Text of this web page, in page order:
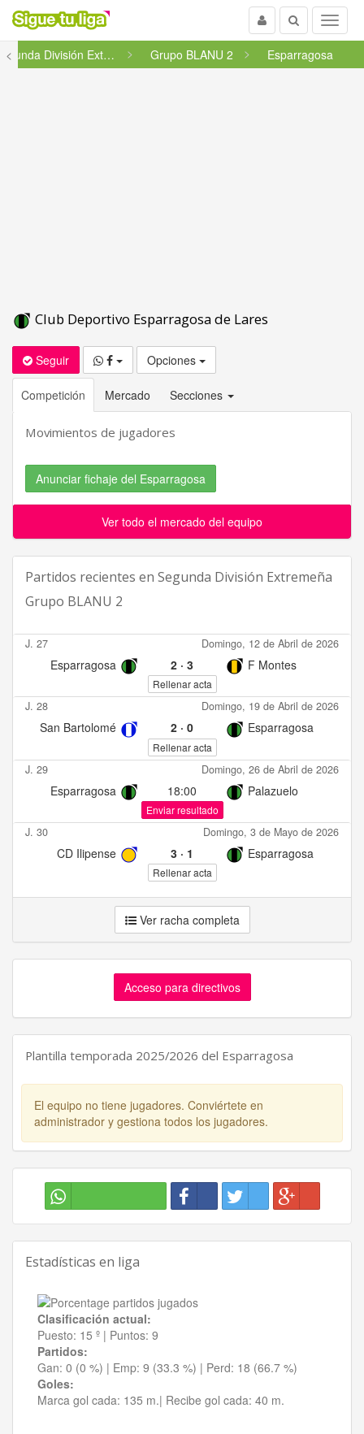
Menu
Buscar
Usuario
<
Segunda División Extremeña Grupo BLANU 2 Esparragosa
Club Deportivo Esparragosa de Lares
Seguir Opciones
Competición Mercado Secciones
Movimientos de jugadores
Anunciar fichaje del Esparragosa
Ver todo el mercado del equipo
Partidos recientes en Segunda División Extremeña
Grupo BLANU 2
J. 27 Domingo, 12 de Abril de 2026
Esparragosa 2· 3 F Montes
Rellenar acta
J. 28 Domingo, 19 de Abril de 2026
San Bartolomé 2· 0 Esparragosa
Rellenar acta
J. 29 Domingo, 26 de Abril de 2026
Esparragosa 18:00 Palazuelo
Enviar resultado
J. 30 Domingo, 3 de Mayo de 2026
CD Ilipense 3· 1 Esparragosa
Rellenar acta
Ver racha completa
Acceso para directivos
Plantilla temporada 2025/2026 del Esparragosa
El equipo no tiene jugadores. Conviértete en
administrador y gestiona todos los jugadores.
Estadísticas en liga
Clasificación actual:
Puesto: 15 º | Puntos: 9
Partidos:
Gan: 0 (0 %) | Emp: 9 (33.3 %) | Perd: 18 (66.7 %)
Goles:
Marca gol cada: 135 m.| Recibe gol cada: 40 m.